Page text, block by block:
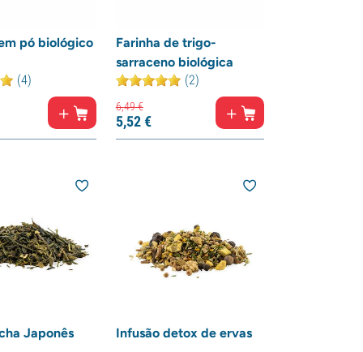
pó biológico
(4)
Farinha de trigo-
sarraceno biológica
(2)
6,49€
5,52€
Japonês Infusão detox de ervas